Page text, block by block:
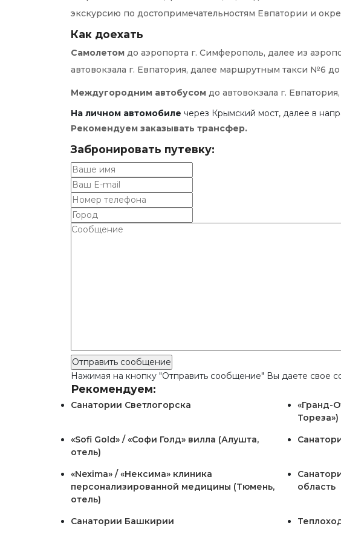
экскурсию по достопримечательностям Евпатории и
Как доехать
Самолетом до аэропорта г. Симферополь, далее из
автовокзала г. Евпатория, далее маршрутным такси №6
Междугородним автобусом до автовокзала г.
На личном автомобиле через Крымский мост, далее в
Рекомендуем заказывать трансфер.
Забронировать путевку:
Нажимая на кнопку "Отправить сообщение" Вы даете свое
Рекомендуем:
Санатории Светлогорска
«Гранд-
«Sofi Gold» / «Софи Голд» вилла (Алушта,
отель)
«Nexima» / «Нексима» клиника
персонализированной медицины (Тюмень,
отель)
область
Санатории Башкирии